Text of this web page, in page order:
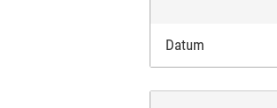
Datum